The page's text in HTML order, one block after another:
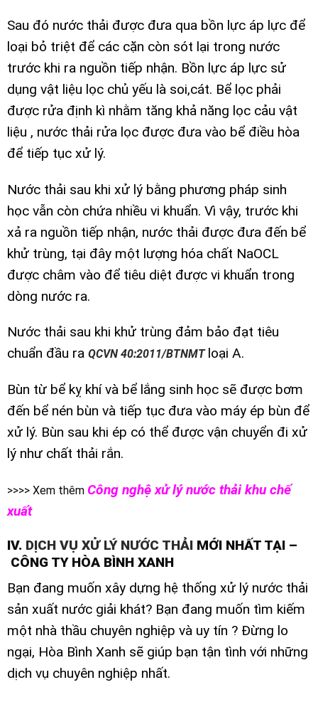
Sau đó nước thải được đưa qua bồn lực áp lực để
loại bỏ triệt để các cặn còn sót lại trong nước
trước khi ra nguồn tiếp nhận. Bồn lực áp lực sử
dụng vật liệu lọc chủ yếu là soi,cát. Bể lọc phải
được rửa định kì nhằm tăng khả năng lọc cảu vật
liệu , nước thải rửa lọc được đưa vào bể điều hòa
để tiếp tục xử lý.
Nước thải sau khi xử lý bằng phương pháp sinh
học vẫn còn chứa nhiều vi khuẩn. Vì vậy, trước khi
xả ra nguồn tiếp nhận, nước thải được đưa đến bể
khử trùng, tại đây một lượng hóa chất NaOCL
được châm vào để tiêu diệt được vi khuẩn trong
dòng nước ra.
Nước thải sau khi khử trùng đảm bảo đạt tiêu
chuẩn đầu ra QCVN 40:2011/BTNMT loại A.
Bùn từ bể kỵ khí và bể lắng sinh học sẽ được bơm
đến bể nén bùn và tiếp tục đưa vào máy ép bùn để
xử lý. Bùn sau khi ép có thể được vận chuyển đi xử
lý như chất thải rắn.
>>>> Xem thêm Công nghệ xử lý nước thải khu chế
xuất
IV. DỊCH VỤ XỬ LÝ NƯỚC THẢIMỚI NHẤT TẠI –
CÔNG TY HÒA BÌNH XANH
Bạn đang muốn xây dựng hệ thống xử lý nước thải
sản xuất nước giải khát? Bạn đang muốn tìm kiếm
một nhà thầu chuyên nghiệp và uy tín ? Đừng lo
ngại, Hòa Bình Xanh sẽ giúp bạn tận tình với những
dịch vụ chuyên nghiệp nhất.